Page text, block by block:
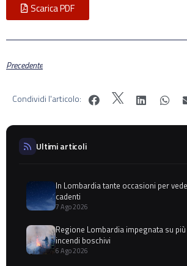
Scarica PDF
Precedente
Condividi l'articolo:
Ultimi articoli
In Lombardia tante occasioni per
cadenti
7 Ago 2026
Regione Lombardia impegnata su
incendi boschivi
6 Ago 2026